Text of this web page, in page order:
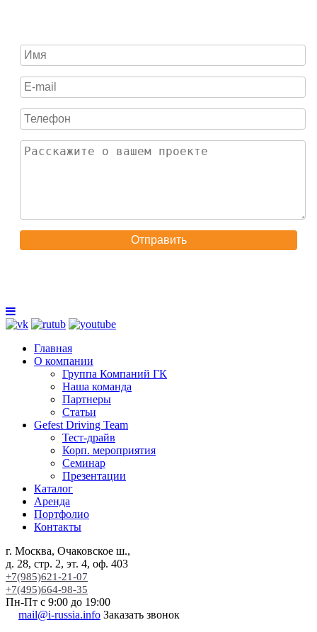
Отправить
Главная
О компании
Группа Компаний ГК
Наша команда
Партнеры
Статьи
Gefest Driving Team
Тест-драйв
Корп. мероприятия
Семинар
Презентации
Каталог
Аренда
Портфолио
Контакты
г. Москва, Очаковское ш.,
д. 28, стр. 2, эт. 4, оф. 403
+7(985)621-21-07
+7(495)664-98-35
Пн-Пт с 9:00 до 19:00
mail@i-russia.info Заказать звонок